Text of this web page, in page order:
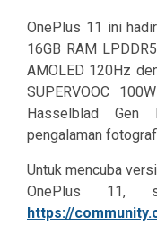
OnePlus 11 ini
16GB RAM
AMOLED 120Hz
SUPERVOOC
Hasselblad Gen
pengalaman
Untuk mencuba
OnePlus 11,
https://